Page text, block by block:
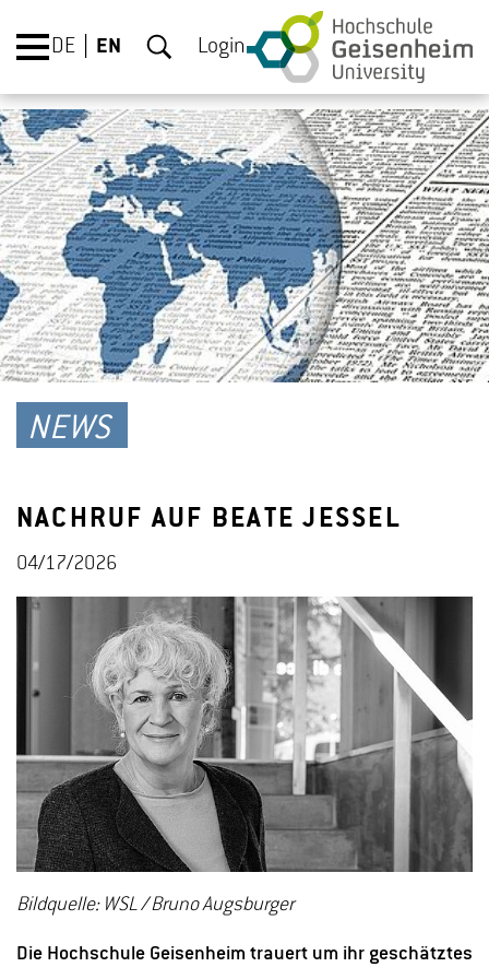
DE EN Login
NEWS
NACHRUF AUF BEATE JESSEL
04/17/2026
Bildquelle: WSL / Bruno Augsburger
Die Hochschule Geisenheim trauert um ihr geschätztes